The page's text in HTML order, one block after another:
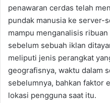
penawaran cerdas telah
pundak manusia ke server-
mampu menganalisis
sebelum sebuah iklan
meliputi jenis perangkat
geografisnya, waktu dalam
sebelumnya, bahkan faktor
lokasi pengguna saat itu.